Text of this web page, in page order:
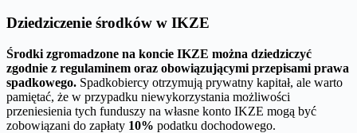
Dziedziczenie środków w IKZE
Środki zgromadzone na koncie IKZE można dziedziczyć
zgodnie z regulaminem oraz obowiązującymi przepisami prawa
spadkowego. Spadkobiercy otrzymują prywatny kapitał, ale warto
pamiętać, że w przypadku niewykorzystania możliwości
przeniesienia tych funduszy na własne konto IKZE mogą być
zobowiązani do zapłaty 10% podatku dochodowego.